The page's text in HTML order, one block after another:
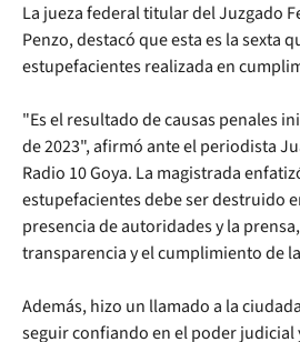
La jueza federal titular del Juzgado
Penzo, destacó que esta es la sexta
estupefacientes realizada en
"Es el resultado de causas penales
de 2023", afirmó ante el periodista
Radio 10 Goya. La magistrada
estupefacientes debe ser destruido
presencia de autoridades y la
transparencia y el cumplimiento de
Además, hizo un llamado a la
seguir confiando en el poder judicial